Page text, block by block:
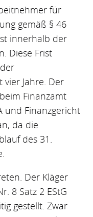
für
gemäß § 46
innerhalb der
Diese Frist
Jahre. Der
Finanzamt
und Finanzgericht
da die
des 31.
Der Kläger
8 Satz 2 EStG
gestellt. Zwar